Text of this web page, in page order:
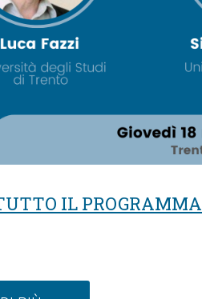
IL PROGRAMMA